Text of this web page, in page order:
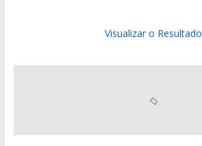
Visualizar o Resultado